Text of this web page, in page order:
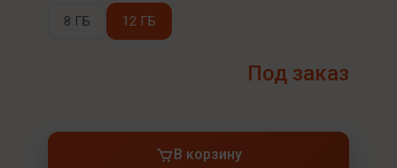
8 ГБ 12 ГБ
Под заказ
В корзину